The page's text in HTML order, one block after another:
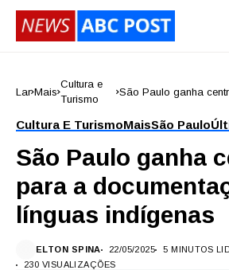
Lar Mais
Cultura e
Turismo
São Paulo ganha
Cultura E TurismoMaisSão Paulo
São Paulo ganha
para a
línguas indígenas
ELTON SPINA 22/05/2025
5 MINUTOS
230 VISUALIZAÇÕES